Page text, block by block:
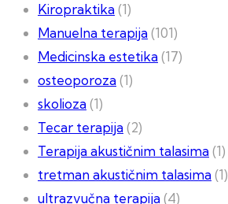
Kiropraktika(1)
Manuelna terapija(101)
Medicinska estetika(17)
osteoporoza(1)
skolioza(1)
Tecar terapija(2)
Terapija akustičnim talasima(1)
tretman akustičnim talasima(1)
ultrazvučna terapija(4)